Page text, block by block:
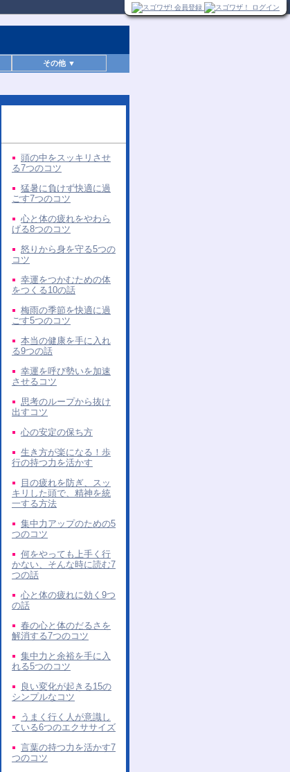
その他 ▼
頭の中をスッキリさせ
る7つのコツ
猛暑に負けず快適に過
ごす7つのコツ
心と体の疲れをやわら
げる8つのコツ
怒りから身を守る5つの
コツ
幸運をつかむための体
をつくる10の話
梅雨の季節を快適に過
ごす5つのコツ
本当の健康を手に入れ
る9つの話
幸運を呼び勢いを加速
させるコツ
思考のループから抜け
出すコツ
心の安定の保ち方
生き方が楽になる！歩
行の持つ力を活かす
目の疲れを防ぎ、スッ
キリした頭で、精神を統
一する方法
集中力アップのための5
つのコツ
何をやっても上手く行
かない、そんな時に読む7
つの話
心と体の疲れに効く9つ
の話
春の心と体のだるさを
解消する7つのコツ
集中力と余裕を手に入
れる5つのコツ
良い変化が起きる15の
シンプルなコツ
うまく行く人が意識し
ている6つのエクササイズ
言葉の持つ力を活かす7
つのコツ